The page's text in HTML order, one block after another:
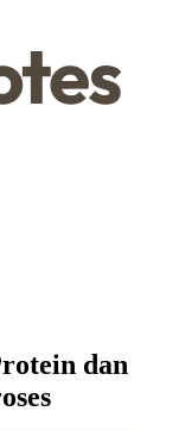
dan